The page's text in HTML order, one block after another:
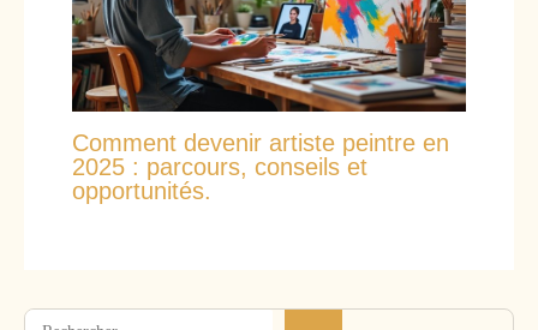
Comment devenir artiste peintre en
2025 : parcours, conseils et
opportunités.
Rechercher